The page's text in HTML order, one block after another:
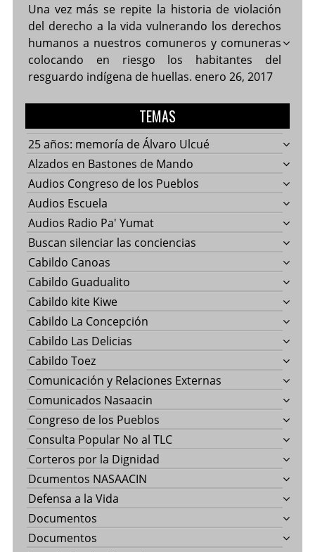
Una vez más se repite la historia de violación
del derecho a la vida vulnerando los derechos
humanos a nuestros comuneros y comuneras
colocando en riesgo los habitantes del
resguardo indígena de huellas. enero 26, 2017
TEMAS
25 años: memoría de Álvaro Ulcué
Alzados en Bastones de Mando
Audios Congreso de los Pueblos
Audios Escuela
Audios Radio Pa' Yumat
Buscan silenciar las conciencias
Cabildo Canoas
Cabildo Guadualito
Cabildo kite Kiwe
Cabildo La Concepción
Cabildo Las Delicias
Cabildo Toez
Comunicación y Relaciones Externas
Comunicados Nasaacin
Congreso de los Pueblos
Consulta Popular No al TLC
Corteros por la Dignidad
Dcumentos NASAACIN
Defensa a la Vida
Documentos
Documentos